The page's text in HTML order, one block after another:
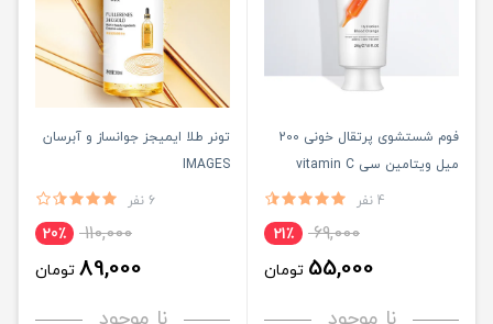
فوم شستشوی پرتقال خونی 200
میل ویتامین سی vitamin C
4 نفر
69,000 21٪
55,000 تومان
تونر طلا ایمیجز جوانساز و آبرسان
IMAGES
6 نفر
110,000 20٪
89,000 تومان